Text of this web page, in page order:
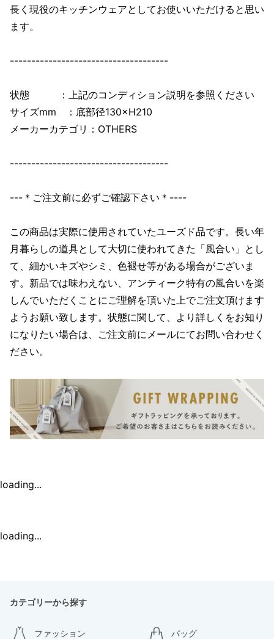
長く現役のキッチンウェアとしてお使いいただけると思い
ます。
-------------------------------------
状態 ：上記のコンディション説明を参照ください
サイズmm ：底部径130×H210
メーカーカテゴリ：OTHERS
-------------------------------------
---＊ご注文前に必ずご確認下さい＊----
この商品は実際に使用されていたユーズド品です。長い年
月暮らしの道具として大切に使われてきた「風合い」とし
て、細かいキズやシミ、色褪せ等がある場合がございま
す。新品では味わえない、アンティーク特有の風合いを楽
しんでいただくことにご理解を頂いた上でご注文頂けます
ようお願い致します。状態に関して、より詳しくをお知り
になりたい場合は、ご注文前にメールにてお問い合わせく
ださい。
loading...
loading...
カテゴリーから探す
ファッション バッグ